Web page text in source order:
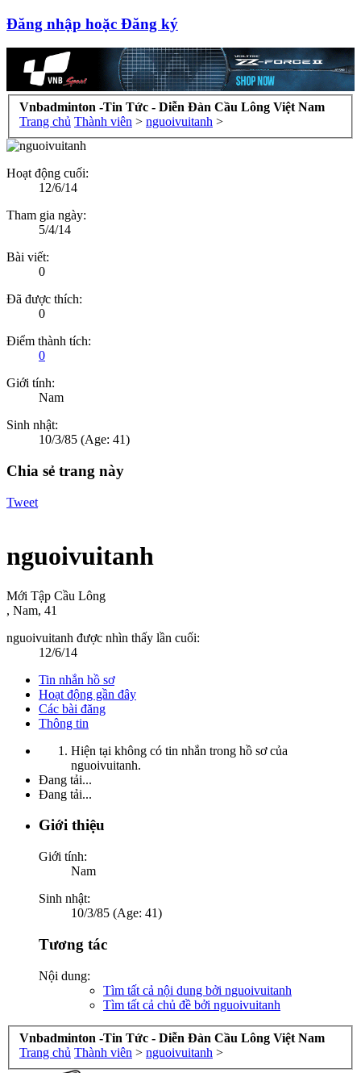
Đăng nhập hoặc Đăng ký
Vnbadminton -Tin Tức - Diễn Đàn Cầu Lông Việt Nam
Trang chủ Thành viên > nguoivuitanh >
Hoạt động cuối:
12/6/14
Tham gia ngày:
5/4/14
Bài viết:
0
Đã được thích:
0
Điểm thành tích:
0
Giới tính:
Nam
Sinh nhật:
10/3/85 (Age: 41)
Chia sẻ trang này
Tweet
nguoivuitanh
Mới Tập Cầu Lông
, Nam, 41
nguoivuitanh được nhìn thấy lần cuối:
12/6/14
Tin nhắn hồ sơ
Hoạt động gần đây
Các bài đăng
Thông tin
Hiện tại không có tin nhắn trong hồ sơ của
nguoivuitanh.
Đang tải...
Đang tải...
Giới thiệu
Giới tính:
Nam
Sinh nhật:
10/3/85 (Age: 41)
Tương tác
Nội dung:
Tìm tất cả nội dung bởi nguoivuitanh
Tìm tất cả chủ đề bởi nguoivuitanh
Vnbadminton -Tin Tức - Diễn Đàn Cầu Lông Việt Nam
Trang chủ Thành viên > nguoivuitanh >